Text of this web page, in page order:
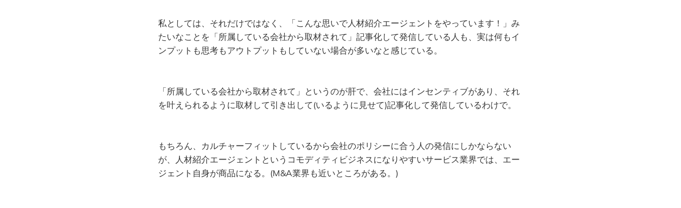
私としては、それだけではなく、「こんな思いで人材紹介エージェントをやっています！」み
たいなことを「所属している会社から取材されて」記事化して発信している人も、実は何もイ
ンプットも思考もアウトプットもしていない場合が多いなと感じている。
「所属している会社から取材されて」というのが肝で、会社にはインセンティブがあり、それ
を叶えられるように取材して引き出して(いるように見せて)記事化して発信しているわけで。
もちろん、カルチャーフィットしているから会社のポリシーに合う人の発信にしかならない
が、人材紹介エージェントというコモディティビジネスになりやすいサービス業界では、エー
ジェント自身が商品になる。(M&A業界も近いところがある。)